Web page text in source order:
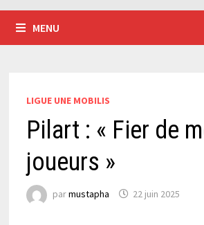
MENU
LIGUE UNE MOBILIS
Pilart : « Fier de
joueurs »
parmustapha 22 juin 2025